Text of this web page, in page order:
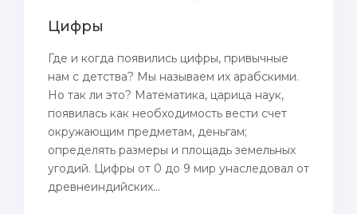
Цифры
Где и когда появились цифры, привычные
нам с детства? Мы называем их арабскими.
Но так ли это? Математика, царица наук,
появилась как необходимость вести счет
окружающим предметам, деньгам;
определять размеры и площадь земельных
угодий. Цифры от 0 до 9 мир унаследовал от
древнеиндийских...